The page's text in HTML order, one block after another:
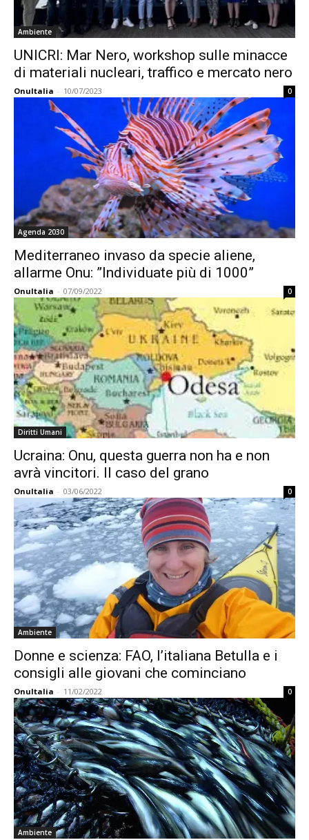
Ambiente
UNICRI: Mar Nero, workshop sulle minacce
di materiali nucleari, traffico e mercato nero
OnuItalia - 10/07/2023 0
Agenda 2030
Mediterraneo invaso da specie aliene,
allarme Onu: ”Individuate più di 1000”
OnuItalia - 07/09/2022 0
Diritti Umani
Ucraina: Onu, questa guerra non ha e non
avrà vincitori. Il caso del grano
OnuItalia - 03/06/2022 0
Ambiente
Donne e scienza: FAO, l’italiana Betulla e i
consigli alle giovani che cominciano
OnuItalia - 11/02/2022 0
Ambiente